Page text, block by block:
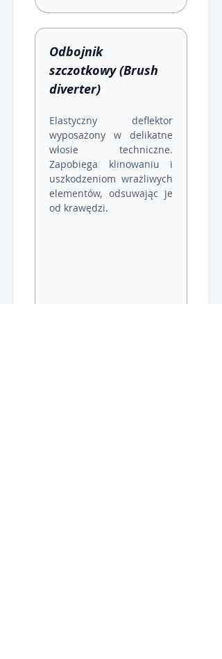
Odbojnik
szczotkowy (Brush
diverter)
Elastyczny deflektor
wyposażony w delikatne
włosie techniczne.
Zapobiega klinowaniu i
uszkodzeniom wrażliwych
elementów, odsuwając je
od krawędzi.